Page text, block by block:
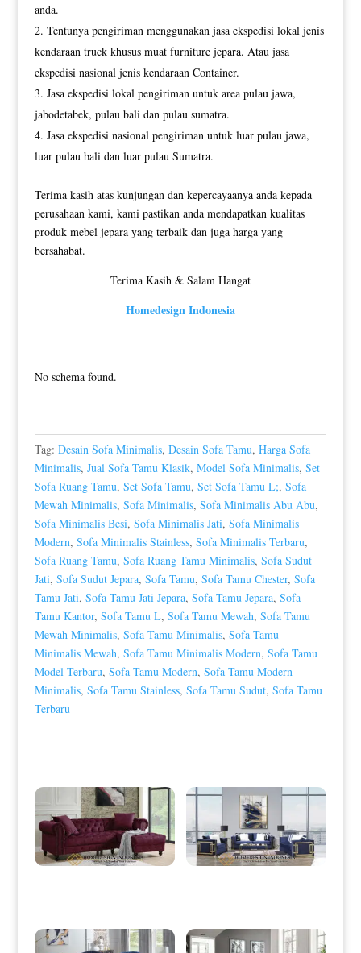
anda.
Tentunya pengiriman menggunakan jasa ekspedisi lokal jenis
kendaraan truck khusus muat furniture jepara. Atau jasa
ekspedisi nasional jenis kendaraan Container.
Jasa ekspedisi lokal pengiriman untuk area pulau jawa,
jabodetabek, pulau bali dan pulau sumatra.
Jasa ekspedisi nasional pengiriman untuk luar pulau jawa,
luar pulau bali dan luar pulau Sumatra.
Terima kasih atas kunjungan dan kepercayaanya anda kepada
perusahaan kami, kami pastikan anda mendapatkan kualitas
produk mebel jepara yang terbaik dan juga harga yang
bersahabat.
Terima Kasih & Salam Hangat
Homedesign Indonesia
No schema found.
Tag: Desain Sofa Minimalis, Desain Sofa Tamu, Harga Sofa
Minimalis, Jual Sofa Tamu Klasik, Model Sofa Minimalis, Set
Sofa Ruang Tamu, Set Sofa Tamu, Set Sofa Tamu L;, Sofa
Mewah Minimalis, Sofa Minimalis, Sofa Minimalis Abu Abu,
Sofa Minimalis Besi, Sofa Minimalis Jati, Sofa Minimalis
Modern, Sofa Minimalis Stainless, Sofa Minimalis Terbaru,
Sofa Ruang Tamu, Sofa Ruang Tamu Minimalis, Sofa Sudut
Jati, Sofa Sudut Jepara, Sofa Tamu, Sofa Tamu Chester, Sofa
Tamu Jati, Sofa Tamu Jati Jepara, Sofa Tamu Jepara, Sofa
Tamu Kantor, Sofa Tamu L, Sofa Tamu Mewah, Sofa Tamu
Mewah Minimalis, Sofa Tamu Minimalis, Sofa Tamu
Minimalis Mewah, Sofa Tamu Minimalis Modern, Sofa Tamu
Model Terbaru, Sofa Tamu Modern, Sofa Tamu Modern
Minimalis, Sofa Tamu Stainless, Sofa Tamu Sudut, Sofa Tamu
Terbaru